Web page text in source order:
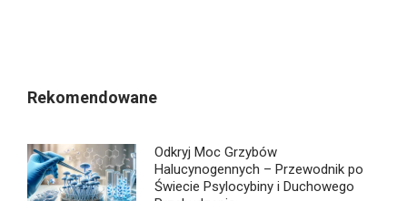
Rekomendowane
Odkryj Moc Grzybów
Halucynogennych – Przewodnik po
Świecie Psylocybiny i Duchowego